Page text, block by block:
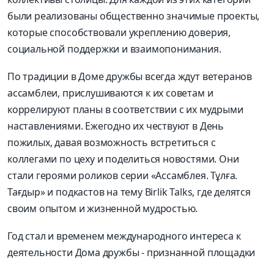
были реализованы общественно значимые проекты,
которые способствовали укреплению доверия,
социальной поддержки и взаимопонимания.
По традиции в Доме дружбы всегда ждут ветеранов
ассамблеи, прислушиваются к их советам и
коррелируют планы в соответствии с их мудрыми
наставлениями. Ежегодно их чествуют в День
пожилых, давая возможность встретиться с
коллегами по цеху и поделиться новостями. Они
стали героями роликов серии «Ассамблея. Тұлға.
Тағдыр» и подкастов на тему Birlik Talks, где делятся
своим опытом и жизненной мудростью.
Год стал и временем международного интереса к
деятельности Дома дружбы - признанной площадки